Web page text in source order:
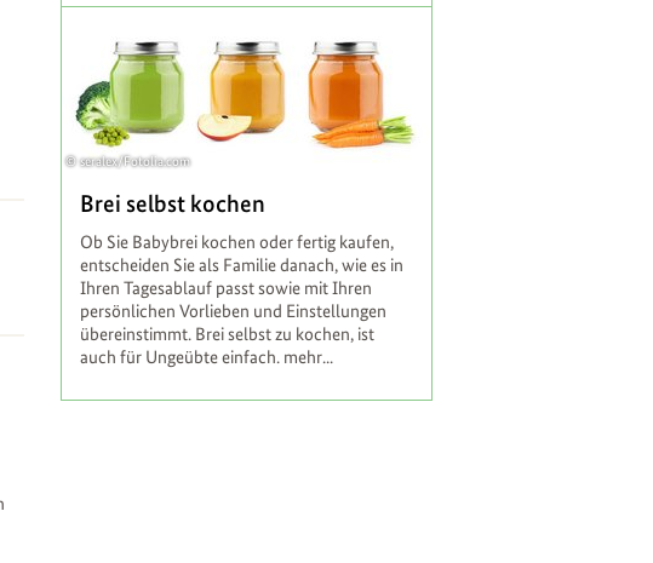
seralex/Fotolia.com
Brei selbst kochen
Ob Sie Babybrei kochen oder fertig kaufen,
entscheiden Sie als Familie danach, wie es in
Ihren Tagesablauf passt sowie mit Ihren
persönlichen Vorlieben und Einstellungen
übereinstimmt. Brei selbst zu kochen, ist
auch für Ungeübte einfach. mehr...